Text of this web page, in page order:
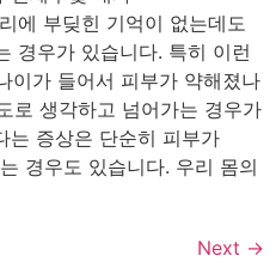
에 부딪힌 기억이 없는데도
경우가 있습니다. 특히 이런
이가 들어서 피부가 약해졌나
로 생각하고 넘어가는 경우가
는 증상은 단순히 피부가
경우도 있습니다. 우리 몸의
Next →